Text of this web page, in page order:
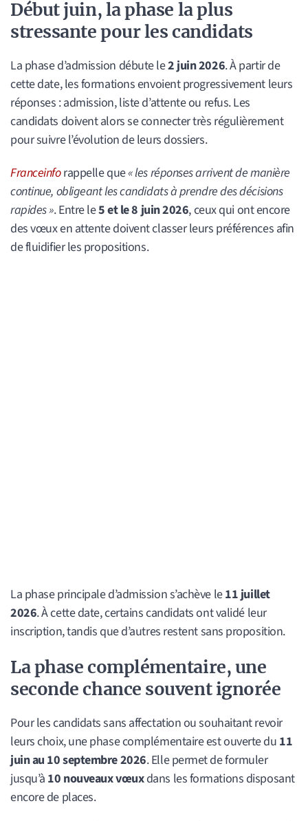
Début juin, la phase la plus
stressante pour les candidats
La phase d’admission débute le2 juin 2026. À partir de
cette date, les formations envoient progressivement leurs
réponses : admission, liste d’attente ou refus. Les
candidats doivent alors se connecter très régulièrement
pour suivre l’évolution de leurs dossiers.
Franceinforappelle que« les réponses arrivent de manière
continue, obligeant les candidats à prendre des décisions
rapides ». Entre le5 et le 8 juin 2026, ceux qui ont encore
des vœux en attente doivent classer leurs préférences afin
de fluidifier les propositions.
La phase principale d’admission s’achève le11 juillet
2026. À cette date, certains candidats ont validé leur
inscription, tandis que d’autres restent sans proposition.
La phase complémentaire, une
seconde chance souvent ignorée
Pour les candidats sans affectation ou souhaitant revoir
leurs choix, une phase complémentaire est ouverte du 11
juin au 10 septembre 2026. Elle permet de formuler
jusqu’à 10 nouveaux vœuxdans les formations disposant
encore de places.